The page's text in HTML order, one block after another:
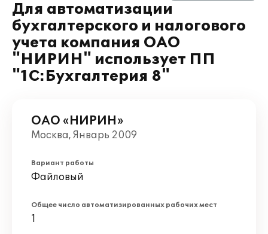
Для автоматизации
бухгалтерского и налогового
учета компания ОАО
"НИРИН" использует ПП
"1С:Бухгалтерия 8"
ОАО «НИРИН»
Москва, Январь 2009
Вариант работы
Файловый
Общее число автоматизированных рабочих мест
1